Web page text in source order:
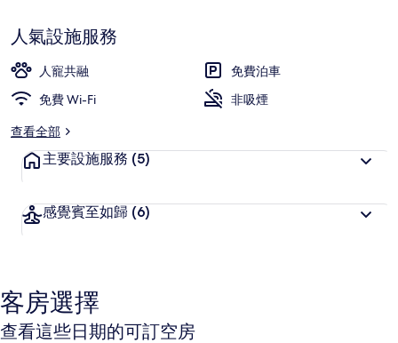
人氣設施服務
人寵共融
免費泊車
免費 Wi-Fi
非吸煙
查看全部
主要設施服務 (5)
感覺賓至如歸 (6)
客房選擇
查看這些日期的可訂空房